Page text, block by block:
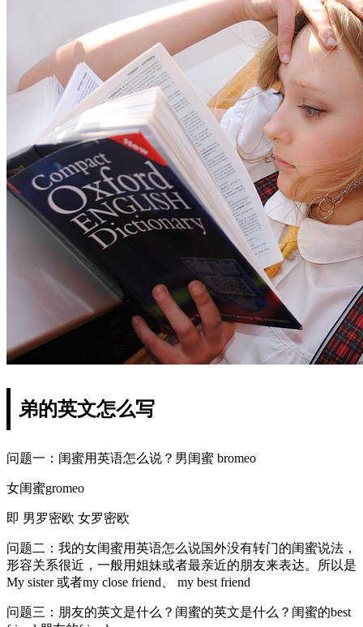
弟的英文怎么写
问题一：闺蜜用英语怎么说？男闺蜜 bromeo
女闺蜜gromeo
即 男罗密欧 女罗密欧
问题二：我的女闺蜜用英语怎么说国外没有转门的闺蜜说法，
形容关系很近，一般用姐妹或者最亲近的朋友来表达。所以是
My sister 或者my close friend、 my best friend
问题三：朋友的英文是什么？闺蜜的英文是什么？闺蜜的best